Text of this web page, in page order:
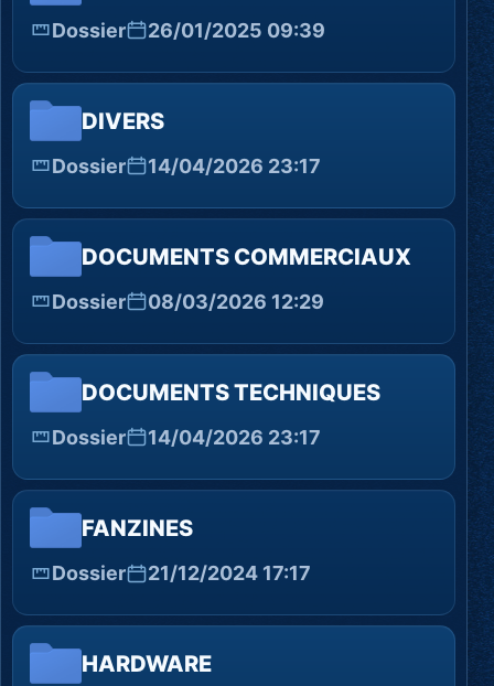
Dossier 26/01/2025 09:39
DIVERS
Dossier 14/04/2026 23:17
DOCUMENTS COMMERCIAUX
Dossier 08/03/2026 12:29
DOCUMENTS TECHNIQUES
Dossier 14/04/2026 23:17
FANZINES
Dossier 21/12/2024 17:17
HARDWARE